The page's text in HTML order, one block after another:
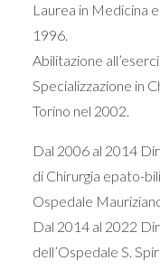
Laurea in Medicina
1996.
Abilitazione
Specializzazione in
Torino nel 2002.
Dal 2006 al 2014
di Chirurgia epato-
Ospedale
Dal 2014 al 2022
dell’Ospedale S.